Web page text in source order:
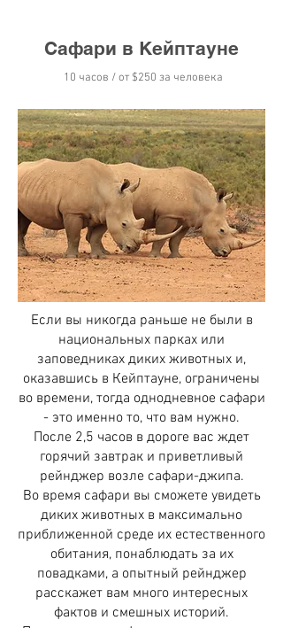
Сафари в Кейптауне
10 часов / от $250 за человека
Если вы никогда раньше не были в
национальных парках или
заповедниках диких животных и,
оказавшись в Кейптауне, ограничены
во времени, тогда однодневное сафари
- это именно то, что вам нужно.
После 2,5 часов в дороге вас ждет
горячий завтрак и приветливый
рейнджер возле сафари-джипа.
Во время сафари вы сможете увидеть
диких животных в максимально
приближенной среде их естественного
обитания, понаблюдать за их
повадками, а опытный рейнджер
расскажет вам много интересных
фактов и смешных историй.